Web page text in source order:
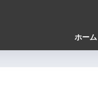
ホーム